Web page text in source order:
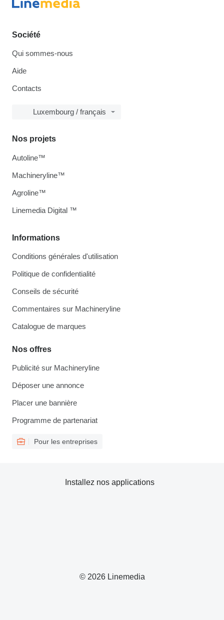
Société
Qui sommes-nous
Aide
Contacts
Luxembourg / français
Informations
Conditions générales d'utilisation
Politique de confidentialité
Conseils de sécurité
Commentaires sur Machineryline
Catalogue de marques
Nos offres
Publicité sur Machineryline
Déposer une annonce
Placer une bannière
Programme de partenariat
Pour les entreprises
Nos projets
Autoline™
Machineryline™
Agroline™
Linemedia Digital ™
© 2026 Linemedia
Installez nos applications